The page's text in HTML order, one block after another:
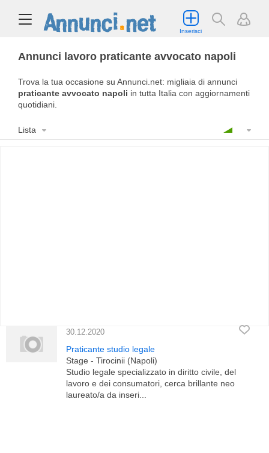
Inserisci
Annunci lavoro praticante avvocato napoli
Trova la tua occasione su Annunci.net: migliaia di annunci
praticante avvocato napoli in tutta Italia con aggiornamenti
quotidiani.
Lista
30.12.2020
Praticante studio legale
Stage - Tirocinii (Napoli)
Studio legale specializzato in diritto civile, del
lavoro e dei consumatori, cerca brillante neo
laureato/a da inseri...